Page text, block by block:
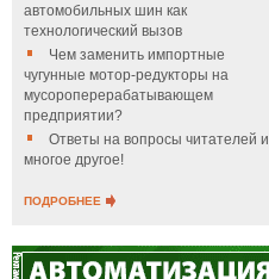
автомобильных шин как
технологический вызов
Чем заменить импортные
чугунные мотор-редукторы на
мусороперерабатывающем
предприятии?
Ответы на вопросы читателей и
многое другое!
ПОДРОБНЕЕ